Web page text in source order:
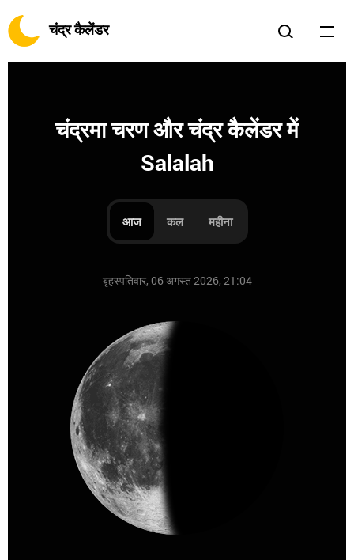
चंद्र कैलेंडर
चंद्रमा चरण और चंद्र कैलेंडर में
Salalah
आज कल महीना
बृहस्पतिवार, 06 अगस्त 2026, 21:04